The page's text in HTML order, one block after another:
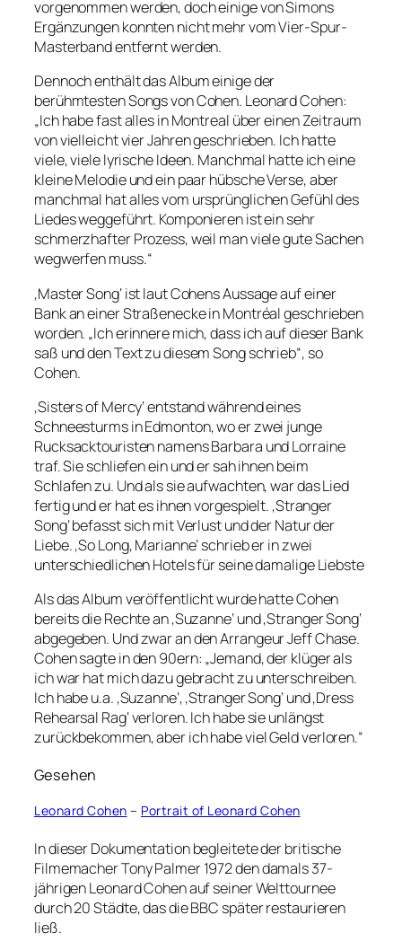
vorgenommen werden, doch einige von Simons
Ergänzungen konnten nicht mehr vom Vier-Spur-
Masterband entfernt werden.
Dennoch enthält das Album einige der
berühmtesten Songs von Cohen. Leonard Cohen:
„Ich habe fast alles in Montreal über einen Zeitraum
von vielleicht vier Jahren geschrieben. Ich hatte
viele, viele lyrische Ideen. Manchmal hatte ich eine
kleine Melodie und ein paar hübsche Verse, aber
manchmal hat alles vom ursprünglichen Gefühl des
Liedes weggeführt. Komponieren ist ein sehr
schmerzhafter Prozess, weil man viele gute Sachen
wegwerfen muss.“
‚Master Song‘ ist laut Cohens Aussage auf einer
Bank an einer Straßenecke in Montréal geschrieben
worden. „Ich erinnere mich, dass ich auf dieser Bank
saß und den Text zu diesem Song schrieb“, so
Cohen.
‚Sisters of Mercy‘ entstand während eines
Schneesturms in Edmonton, wo er zwei junge
Rucksacktouristen namens Barbara und Lorraine
traf. Sie schliefen ein und er sah ihnen beim
Schlafen zu. Und als sie aufwachten, war das Lied
fertig und er hat es ihnen vorgespielt. ‚Stranger
Song‘ befasst sich mit Verlust und der Natur der
Liebe. ‚So Long, Marianne‘ schrieb er in zwei
unterschiedlichen Hotels für seine damalige Liebste
Als das Album veröffentlicht wurde hatte Cohen
bereits die Rechte an ‚Suzanne‘ und ‚Stranger Song‘
abgegeben. Und zwar an den Arrangeur Jeff Chase.
Cohen sagte in den 90ern: „Jemand, der klüger als
ich war hat mich dazu gebracht zu unterschreiben.
Ich habe u.a. ‚Suzanne‘, ‚Stranger Song‘ und ‚Dress
Rehearsal Rag‘ verloren. Ich habe sie unlängst
zurückbekommen, aber ich habe viel Geld verloren.“
Gesehen
Leonard Cohen – Portrait of Leonard Cohen
In dieser Dokumentation begleitete der britische
Filmemacher Tony Palmer 1972 den damals 37-
jährigen Leonard Cohen auf seiner Welttournee
durch 20 Städte, das die BBC später restaurieren
ließ.